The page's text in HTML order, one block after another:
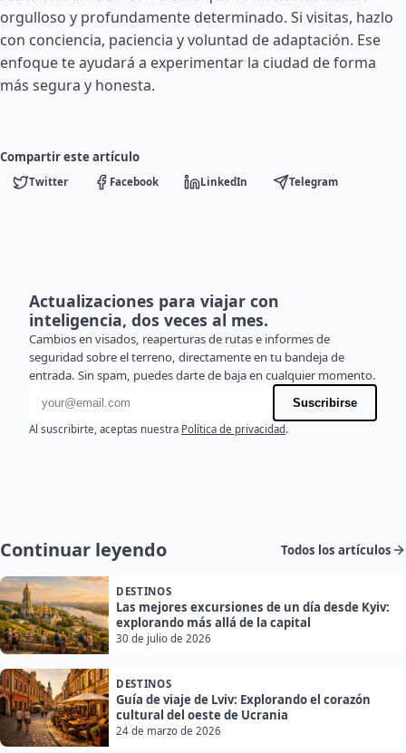
orgulloso y profundamente determinado. Si visitas, hazlo
con conciencia, paciencia y voluntad de adaptación. Ese
enfoque te ayudará a experimentar la ciudad de forma
más segura y honesta.
Compartir este artículo
Twitter Facebook LinkedIn Telegram
Actualizaciones para viajar con
inteligencia, dos veces al mes.
Cambios en visados, reaperturas de rutas e informes de
seguridad sobre el terreno, directamente en tu bandeja de
entrada. Sin spam, puedes darte de baja en cualquier momento.
Dirección de correo electrónico
Suscribirse
Al suscribirte, aceptas nuestra Política de privacidad.
Continuar leyendo Todos los artículos
DESTINOS
Las mejores excursiones de un día desde Kyiv:
explorando más allá de la capital
30 de julio de 2026
DESTINOS
Guía de viaje de Lviv: Explorando el corazón
cultural del oeste de Ucrania
24 de marzo de 2026